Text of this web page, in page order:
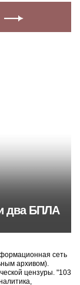
два БПЛА
сеть
архивом).
цензуры. "103